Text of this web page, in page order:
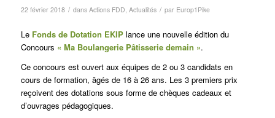
22 février 2018 / dans Actions FDD Actualités / par Europ1Pike
Le Fonds de Dotation EKIPlance une nouvelle édition du
Concours « Ma Boulangerie Pâtisserie demain ».
Ce concours est ouvert aux équipes de 2 ou 3 candidats en
cours de formation, âgés de 16 à 26 ans. Les 3 premiers prix
reçoivent des dotations sous forme de chèques cadeaux et
d’ouvrages pédagogiques.